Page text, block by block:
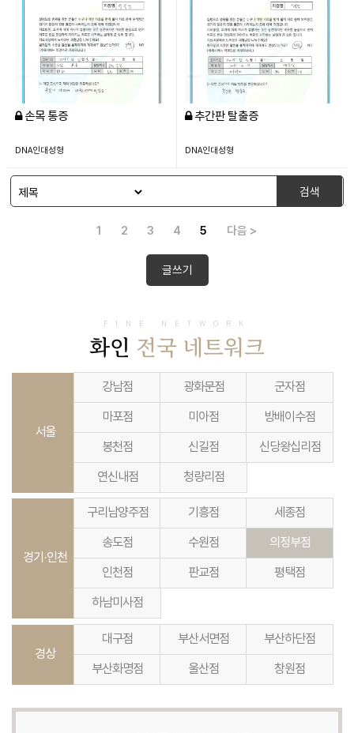
손목 통증
DNA인대성형
추간판 탈출증
DNA인대성형
검색
1 2 3 4 5 다음 >
글쓰기
FINE NETWORK
화인 전국 네트워크
서울
강남점 광화문점 군자점
마포점 미아점 방배이수점
봉천점 신길점 신당왕십리점
연신내점 청량리점
경기·인천
구리남양주점 기흥점 세종점
송도점 수원점 의정부점
인천점 판교점 평택점
하남미사점
경상
대구점 부산서면점 부산하단점
부산화명점 울산점 창원점